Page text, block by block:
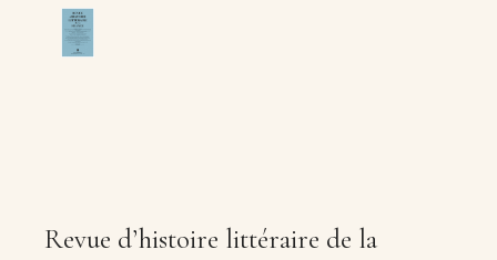
Revue d’histoire littéraire de la